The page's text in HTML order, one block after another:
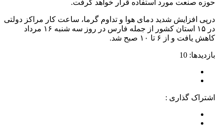
حوزه صنعت مورد استفاده قرار خواهد گرفت.
درپی افزایش شدید دمای هوا و تداوم گرما، ساعت کار مراکز دولتی
در ۱۵ استان کشور از جمله فارس در روز سه شنبه ۱۶ مرداد
کاهش یافت و از ۶ تا ۱۰ صبح شد.
بازدیدها: 10
اشتراک گذاری :